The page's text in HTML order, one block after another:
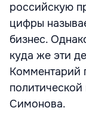
российскую
цифры
бизнес.
куда же эти
Комментарий
Симонова.